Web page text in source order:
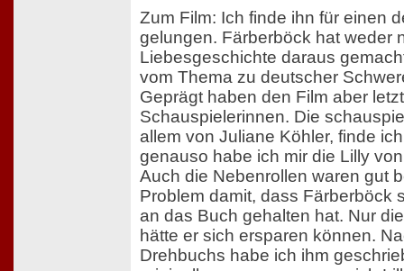
Zum Film: Ich finde ihn für einen
gelungen. Färberböck hat weder
Liebesgeschichte daraus
vom Thema zu deutscher
Geprägt haben den Film aber
Schauspielerinnen. Die
allem von Juliane Köhler, finde
genauso habe ich mir die Lilly
Auch die Nebenrollen waren gut
Problem damit, dass Färberböck
an das Buch gehalten hat. Nur
hätte er sich ersparen können.
Drehbuchs habe ich ihm